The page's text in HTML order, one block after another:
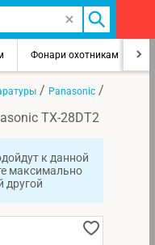
Фонари охотникам
/ Panasonic /
TX-28DT2
к данной
максимально
другой